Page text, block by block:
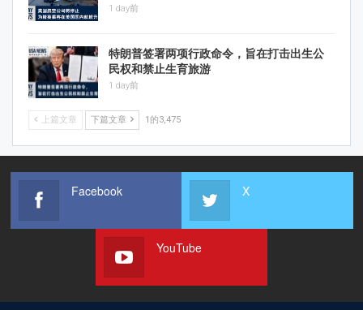
1 day前
特朗普签署两项行政命令，旨在打击出生公
民权和禁止生育旅游
1 day前
上篇文章 下篇文章 1的3,475
Facebook X
YouTube